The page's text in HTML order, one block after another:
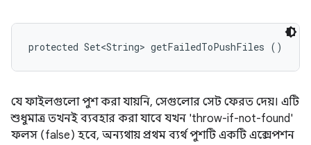
protected Set<String> getFailedToPushFiles ()
যে ফাইলগুলো পুশ করা যায়নি, সেগুলোর সেট ফেরত দেয়। এটি
শুধুমাত্র তখনই ব্যবহার করা যাবে যখন 'throw-if-not-found'
ফলস (false) হবে, অন্যথায় প্রথম ব্যর্থ পুশটি একটি এক্সেপশন